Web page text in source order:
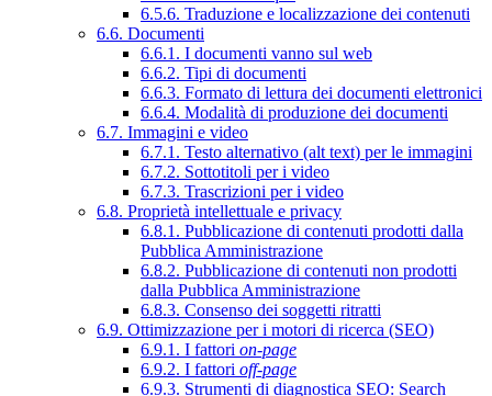
6.5.6. Traduzione e localizzazione dei contenuti
6.6. Documenti
6.6.1. I documenti vanno sul web
6.6.2. Tipi di documenti
6.6.3. Formato di lettura dei documenti elettronici
6.6.4. Modalità di produzione dei documenti
6.7. Immagini e video
6.7.1. Testo alternativo (alt text) per le immagini
6.7.2. Sottotitoli per i video
6.7.3. Trascrizioni per i video
6.8. Proprietà intellettuale e privacy
6.8.1. Pubblicazione di contenuti prodotti dalla
Pubblica Amministrazione
6.8.2. Pubblicazione di contenuti non prodotti
dalla Pubblica Amministrazione
6.8.3. Consenso dei soggetti ritratti
6.9. Ottimizzazione per i motori di ricerca (SEO)
6.9.1. I fattori on-page
6.9.2. I fattori off-page
6.9.3. Strumenti di diagnostica SEO: Search